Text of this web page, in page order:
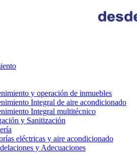
y operación de inmuebles
Integral de aire acondicionado
Integral multitécnico
y Sanitización
eléctricas y aire acondicionado
y Adecuaciones